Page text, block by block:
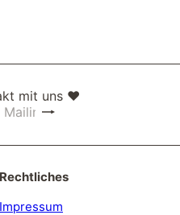
mit uns ❤
Rechtliches
Impressum